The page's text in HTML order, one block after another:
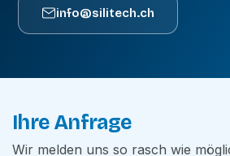
info@silitech.ch
Ihre Anfrage
Wir melden uns so rasch wie